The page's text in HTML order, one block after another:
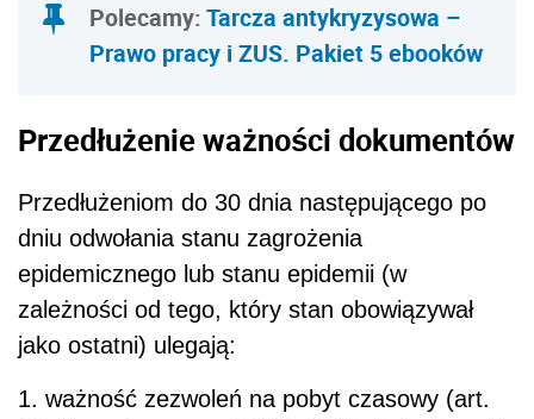
Polecamy: Tarcza antykryzysowa –
Prawo pracy i ZUS. Pakiet 5 ebooków
Przedłużenie ważności dokumentów
Przedłużeniom do 30 dnia następującego po
dniu odwołania stanu zagrożenia
epidemicznego lub stanu epidemii (w
zależności od tego, który stan obowiązywał
jako ostatni) ulegają:
1. ważność zezwoleń na pobyt czasowy (art.